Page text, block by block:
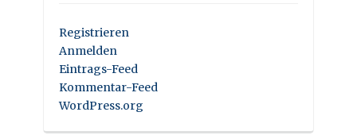
Registrieren
Anmelden
Eintrags-Feed
Kommentar-Feed
WordPress.org